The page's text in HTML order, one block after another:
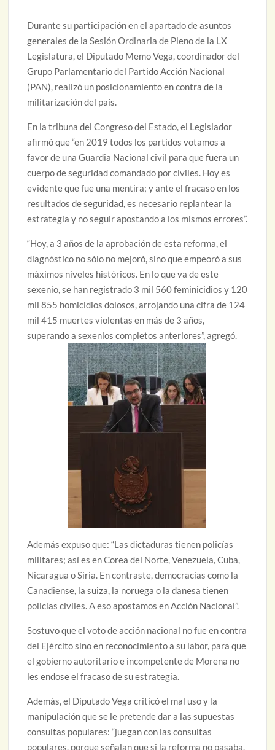
Durante su participación en el apartado de asuntos
generales de la Sesión Ordinaria de Pleno de la LX
Legislatura, el Diputado Memo Vega, coordinador del
Grupo Parlamentario del Partido Acción Nacional
(PAN), realizó un posicionamiento en contra de la
militarización del país.
En la tribuna del Congreso del Estado, el Legislador
afirmó que “en 2019 todos los partidos votamos a
favor de una Guardia Nacional civil para que fuera un
cuerpo de seguridad comandado por civiles. Hoy es
evidente que fue una mentira; y ante el fracaso en los
resultados de seguridad, es necesario replantear la
estrategia y no seguir apostando a los mismos errores”.
“Hoy, a 3 años de la aprobación de esta reforma, el
diagnóstico no sólo no mejoró, sino que empeoró a sus
máximos niveles históricos. En lo que va de este
sexenio, se han registrado 3 mil 560 feminicidios y 120
mil 855 homicidios dolosos, arrojando una cifra de 124
mil 415 muertes violentas en más de 3 años,
superando a sexenios completos anteriores”, agregó.
Además expuso que: “Las dictaduras tienen policías
militares; así es en Corea del Norte, Venezuela, Cuba,
Nicaragua o Siria. En contraste, democracias como la
Canadiense, la suiza, la noruega o la danesa tienen
policías civiles. A eso apostamos en Acción Nacional”.
Sostuvo que el voto de acción nacional no fue en contra
del Ejército sino en reconocimiento a su labor, para que
el gobierno autoritario e incompetente de Morena no
les endose el fracaso de su estrategia.
Además, el Diputado Vega criticó el mal uso y la
manipulación que se le pretende dar a las supuestas
consultas populares: “juegan con las consultas
populares, porque señalan que si la reforma no pasaba,